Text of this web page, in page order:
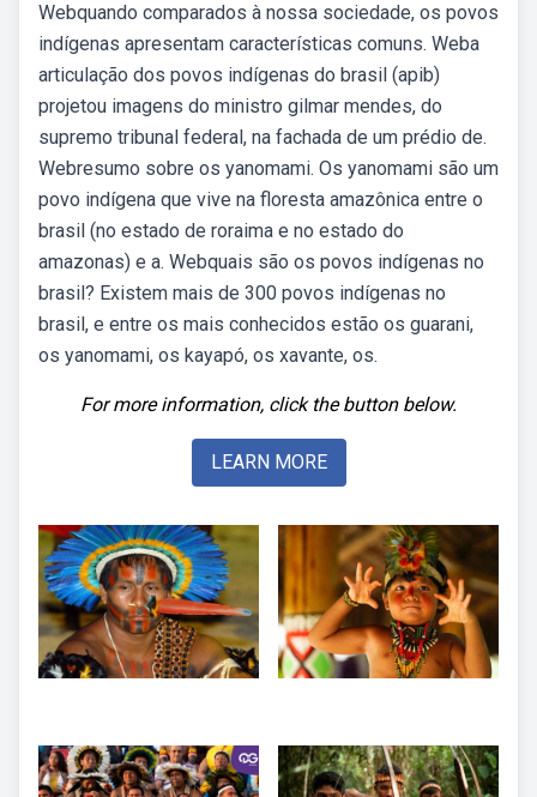
Webquando comparados à nossa sociedade, os povos
indígenas apresentam características comuns. Weba
articulação dos povos indígenas do brasil (apib)
projetou imagens do ministro gilmar mendes, do
supremo tribunal federal, na fachada de um prédio de.
Webresumo sobre os yanomami. Os yanomami são um
povo indígena que vive na floresta amazônica entre o
brasil (no estado de roraima e no estado do
amazonas) e a. Webquais são os povos indígenas no
brasil? Existem mais de 300 povos indígenas no
brasil, e entre os mais conhecidos estão os guarani,
os yanomami, os kayapó, os xavante, os.
For more information, click the button below.
LEARN MORE